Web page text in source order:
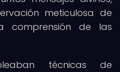
meticulosa de
comprensión de las
técnicas de